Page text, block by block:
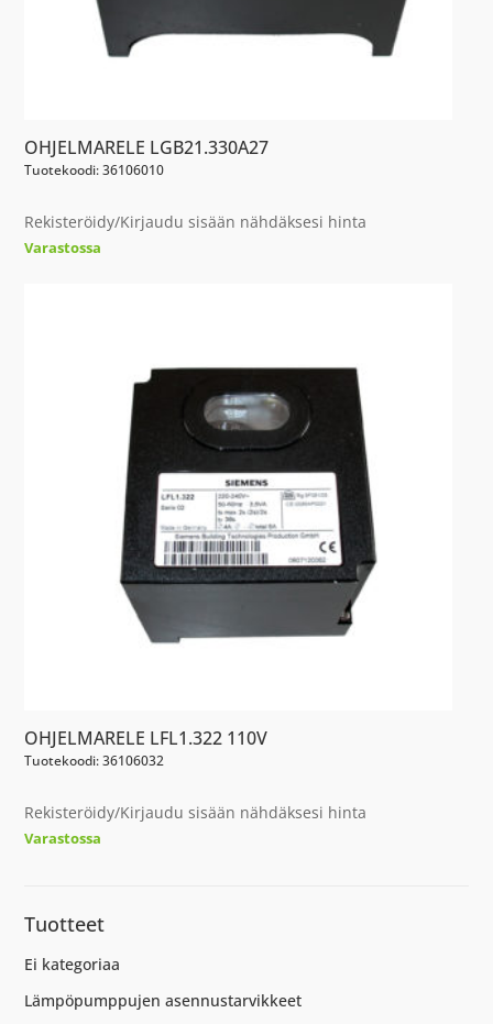
OHJELMARELE LGB21.330A27
Tuotekoodi: 36106010
Rekisteröidy/Kirjaudu sisään nähdäksesi hinta
Varastossa
OHJELMARELE LFL1.322 110V
Tuotekoodi: 36106032
Rekisteröidy/Kirjaudu sisään nähdäksesi hinta
Varastossa
Tuotteet
Ei kategoriaa
Lämpöpumppujen asennustarvikkeet